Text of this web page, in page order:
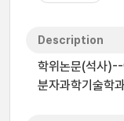
Description
학위논문(석사
분자과학기술학